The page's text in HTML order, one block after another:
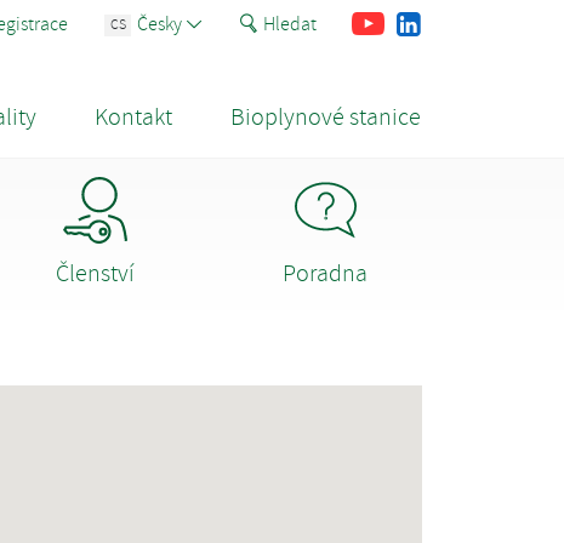
CS Česky Hledat FacebookYoutube
Kontakt Bioplynové stanice
Členství Poradna